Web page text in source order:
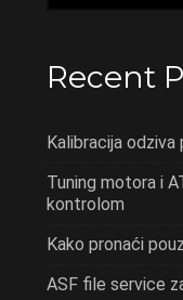
Recent
Kalibracija
Tuning motora i
kontrolom
Kako pronaći
ASF file service